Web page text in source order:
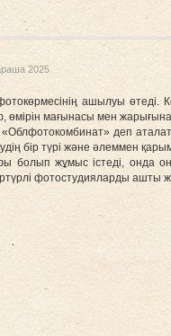
2025
ашылуы
мағынасы мен
деп
бір түрі және әлеммен
жұмыс істеді, онда
фотостудияларды